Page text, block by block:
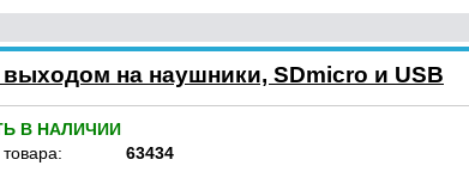
на наушники, SDmicro и USB
В НАЛИЧИИ
63434